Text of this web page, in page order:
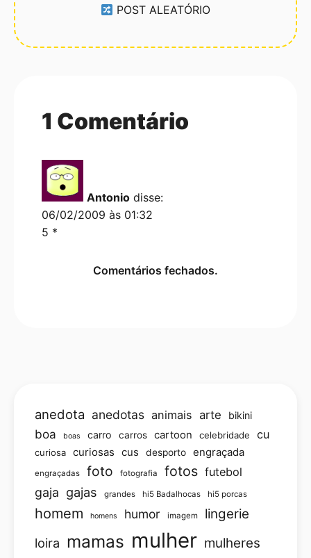
POST ALEATÓRIO
1 Comentário
Antonio disse:
06/02/2009 às 01:32
5 *
Comentários fechados.
anedota anedotas animais arte bikini
boa boas carro carros cartoon celebridade cu
curiosa curiosas cus desporto engraçada
engraçadas foto fotografia fotos futebol
gaja gajas grandes hi5 Badalhocas hi5 porcas
homem homens humor imagem lingerie
loira mamas mulher mulheres